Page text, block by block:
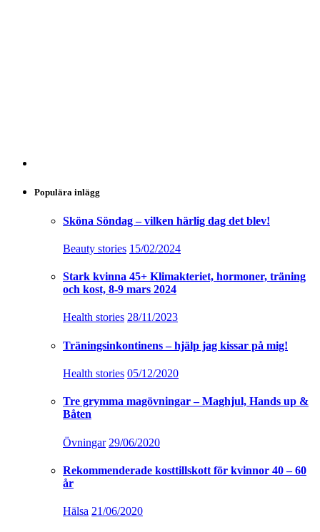
Populära inlägg
Sköna Söndag – vilken härlig dag det blev!
Beauty stories 15/02/2024
Stark kvinna 45+ Klimakteriet, hormoner, träning
och kost, 8-9 mars 2024
Health stories 28/11/2023
Träningsinkontinens – hjälp jag kissar på mig!
Health stories 05/12/2020
Tre grymma magövningar – Maghjul, Hands up &
Båten
Övningar 29/06/2020
Rekommenderade kosttillskott för kvinnor 40 – 60
år
Hälsa 21/06/2020